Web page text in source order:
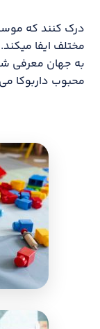
درک کنند که
مختلف ایفا میکند.
به جهان معرفی
محبوب داربوکا